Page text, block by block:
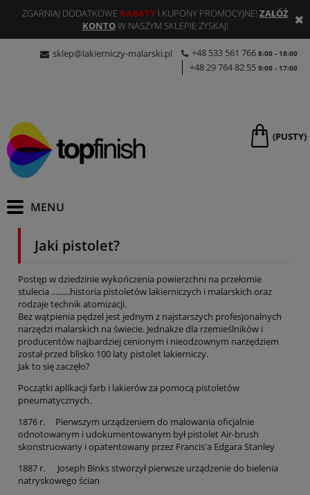
ZGARNIAJ DODATKOWE RABATYI KUPONY PROMOCYJNE! ZAŁÓŻ
KONTOW NASZYM SKLEPIE ZYSKAJ!
sklep@lakierniczy-malarski.pl +48 533 561 766 8:00 - 18:00
+48 29 764 82 55 9:00 - 17:00
(PUSTY)
Jaki pistolet?
Postęp w dziedzinie wykończenia powierzchni na przełomie
stulecia .........historia pistoletów lakierniczych i malarskich oraz
rodzaje technik atomizacji.
Bez wątpienia pędzel jest jednym z najstarszych profesjonalnych
narzędzi malarskich na świecie. Jednakże dla rzemieślników i
producentów najbardziej cenionym i nieodzownym narzędziem
został przed blisko 100 laty pistolet lakierniczy.
Jak to się zaczęło?
Początki aplikacji farb i lakierów za pomocą pistoletów
pneumatycznych.
1876 r. Pierwszym urządzeniem do malowania oficjalnie
odnotowanym i udokumentowanym był pistolet Air-brush
skonstruowany i opatentowany przez Francis'a Edgara Stanley
1887 r. Joseph Binks stworzył pierwsze urządzenie do bielenia
natryskowego ścian